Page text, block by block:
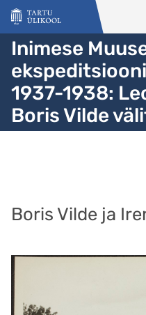
Liigu edasi põhisisu juurde
Inimese
1937-1938:
Boris Vilde
Boris Vilde ja